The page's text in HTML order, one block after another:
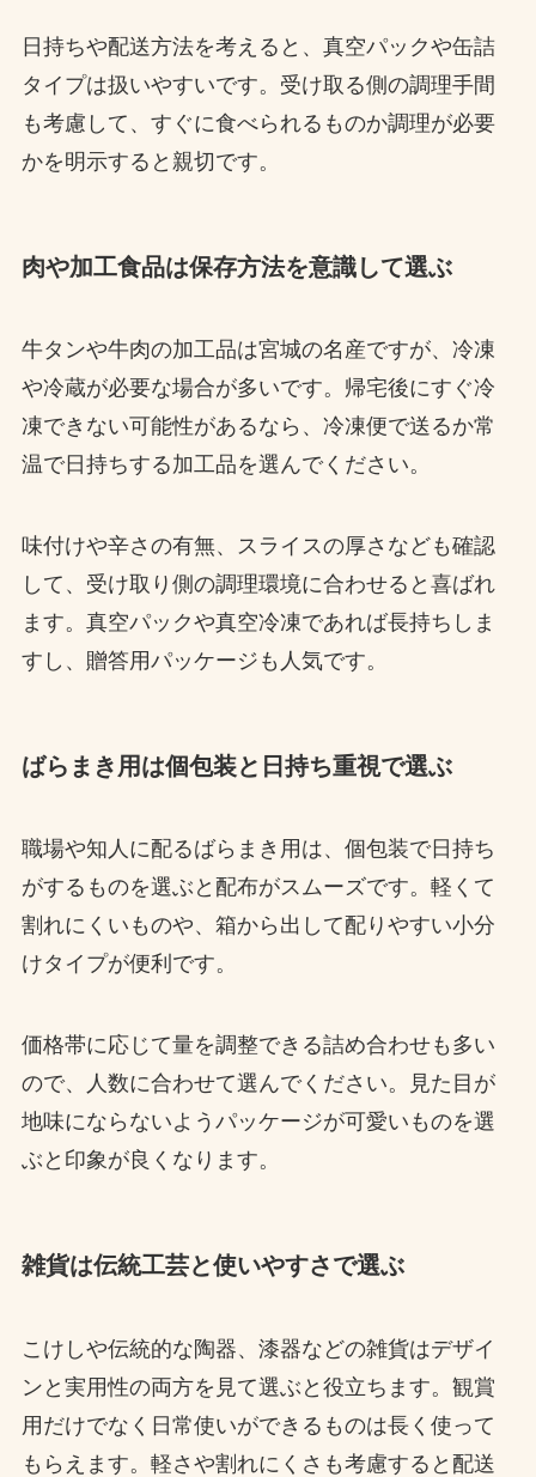
日持ちや配送方法を考えると、真空パックや缶詰
タイプは扱いやすいです。受け取る側の調理手間
も考慮して、すぐに食べられるものか調理が必要
かを明示すると親切です。
肉や加工食品は保存方法を意識して選ぶ
牛タンや牛肉の加工品は宮城の名産ですが、冷凍
や冷蔵が必要な場合が多いです。帰宅後にすぐ冷
凍できない可能性があるなら、冷凍便で送るか常
温で日持ちする加工品を選んでください。
味付けや辛さの有無、スライスの厚さなども確認
して、受け取り側の調理環境に合わせると喜ばれ
ます。真空パックや真空冷凍であれば長持ちしま
すし、贈答用パッケージも人気です。
ばらまき用は個包装と日持ち重視で選ぶ
職場や知人に配るばらまき用は、個包装で日持ち
がするものを選ぶと配布がスムーズです。軽くて
割れにくいものや、箱から出して配りやすい小分
けタイプが便利です。
価格帯に応じて量を調整できる詰め合わせも多い
ので、人数に合わせて選んでください。見た目が
地味にならないようパッケージが可愛いものを選
ぶと印象が良くなります。
雑貨は伝統工芸と使いやすさで選ぶ
こけしや伝統的な陶器、漆器などの雑貨はデザイ
ンと実用性の両方を見て選ぶと役立ちます。観賞
用だけでなく日常使いができるものは長く使って
もらえます。軽さや割れにくさも考慮すると配送